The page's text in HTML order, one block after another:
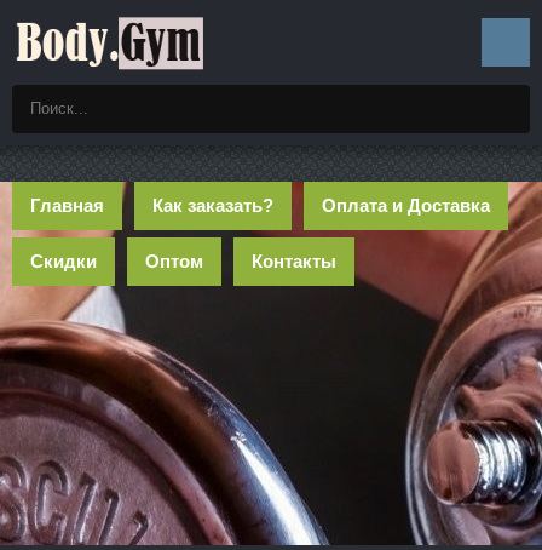
Главная Как заказать? Оплата и Доставка
Скидки Оптом Контакты